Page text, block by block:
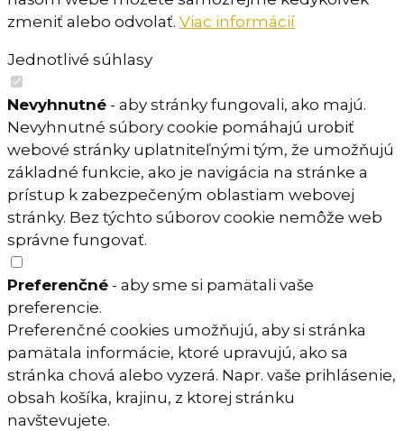
zmeniť alebo odvolať. Viac informácií
Jednotlivé súhlasy
Nevyhnutné - aby stránky fungovali, ako majú.
Nevyhnutné súbory cookie pomáhajú urobiť
webové stránky uplatniteľnými tým, že umožňujú
základné funkcie, ako je navigácia na stránke a
prístup k zabezpečeným oblastiam webovej
stránky. Bez týchto súborov cookie nemôže web
správne fungovať.
Preferenčné - aby sme si pamätali vaše
preferencie.
Preferenčné cookies umožňujú, aby si stránka
pamätala informácie, ktoré upravujú, ako sa
stránka chová alebo vyzerá. Napr. vaše prihlásenie,
obsah košíka, krajinu, z ktorej stránku
navštevujete.